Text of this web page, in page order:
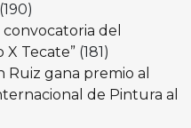
(190)
del
Tecate” (181)
Ruiz gana premio al
de Pintura al